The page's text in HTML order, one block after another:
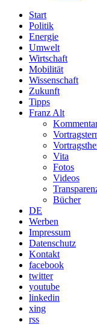
Start
Politik
Energie
Umwelt
Wirtschaft
Mobilität
Wissenschaft
Zukunft
Tipps
Franz Alt
Vita
Fotos
Videos
Bücher
DE
Werben
Impressum
Datenschutz
Kontakt
facebook
twitter
youtube
linkedin
xing
rss